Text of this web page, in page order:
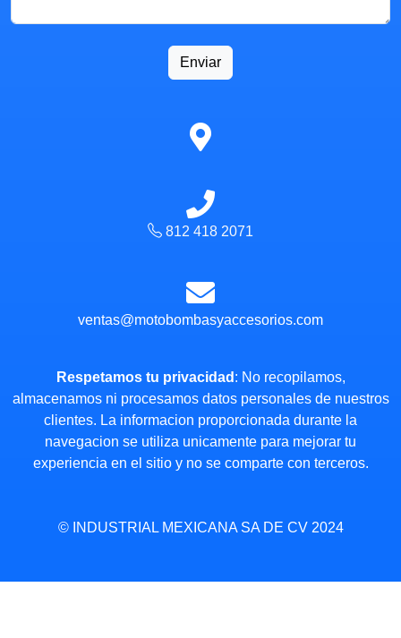
Enviar
812 418 2071
ventas@motobombasyaccesorios.com
Respetamos tu privacidad : No recopilamos,
almacenamos ni procesamos datos personales de nuestros
clientes. La informacion proporcionada durante la
navegacion se utiliza unicamente para mejorar tu
experiencia en el sitio y no se comparte con terceros.
© INDUSTRIAL MEXICANA SA DE CV 2024